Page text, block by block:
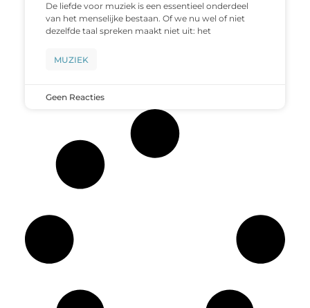
De liefde voor muziek is een essentieel onderdeel
van het menselijke bestaan. Of we nu wel of niet
dezelfde taal spreken maakt niet uit: het
MUZIEK
Geen Reacties